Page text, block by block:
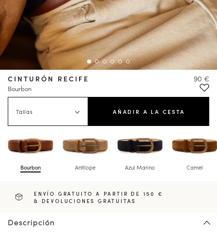
CINTURÓN RECIFE
Bourbon
90 €
Tallas AÑADIR A LA CESTA
Bourbon Antílope Azul Marino Camel
ENVÍO GRATUITO A PARTIR DE 150 €
& DEVOLUCIONES GRATUITAS
Descripción